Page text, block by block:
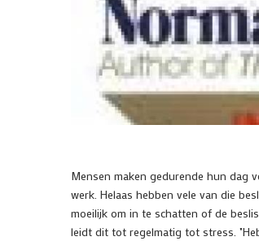
Mensen maken gedurende hun dag
werk. Helaas hebben vele van die
moeilijk om in te schatten of de
leidt dit tot regelmatig tot stress.